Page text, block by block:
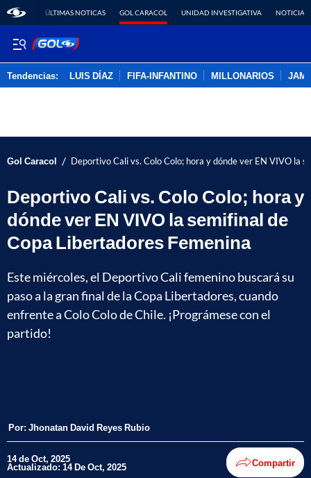
ÚLTIMAS NOTICAS GOL CARACOL UNIDAD INVESTIGATIVA NOTICIAS
Tendencias: LUIS DÍAZ FIFA-INFANTINO MILLONARIOS
Gol Caracol / Deportivo Cali vs. Colo Colo; hora y dónde ver EN VIVO la
Deportivo Cali vs. Colo Colo; hora y
dónde ver EN VIVO la semifinal de
Copa Libertadores Femenina
Este miércoles, el Deportivo Cali femenino buscará su
paso a la gran final de la Copa Libertadores, cuando
enfrente a Colo Colo de Chile. ¡Prográmese con el
partido!
Por: Jhonatan David Reyes Rubio
14 de Oct, 2025
Actualizado: 14 De Oct, 2025 Compartir